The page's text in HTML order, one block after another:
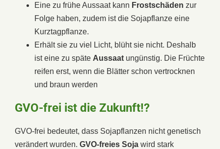
Eine zu frühe Aussaat kann Frostschäden zur
Folge haben, zudem ist die Sojapflanze eine
Kurztagpflanze.
Erhält sie zu viel Licht, blüht sie nicht. Deshalb
ist eine zu späte Aussaat ungünstig. Die Früchte
reifen erst, wenn die Blätter schon vertrocknen
und braun werden
GVO-frei ist die Zukunft!?
GVO-frei bedeutet, dass Sojapflanzen nicht genetisch
verändert wurden. GVO-freies Soja wird stark